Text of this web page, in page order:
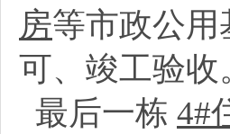
房等市政公
可、竣工验收
最后一栋 4#